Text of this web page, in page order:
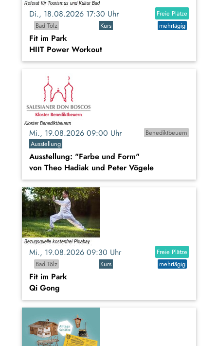
Di., 18.08.2026 17:30 Uhr
Freie Plätze
Bad Tölz
Kurs mehrtägig
Fit im Park
HIIT Power Workout
Mi., 19.08.2026 09:00 Uhr
Benediktbeuern
Ausstellung
Ausstellung: "Farbe und Form"
von Theo Hadiak und Peter Vögele
Mi., 19.08.2026 09:30 Uhr
Freie Plätze
Bad Tölz
Kurs mehrtägig
Fit im Park
Qi Gong